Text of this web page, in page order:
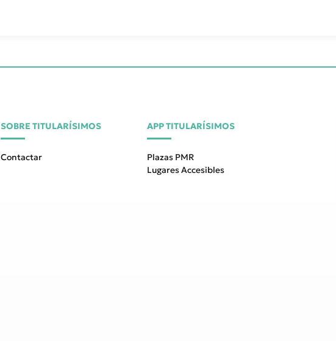
SOBRE TITULARÍSIMOS
Contactar
APP TITULARÍSIMOS
Plazas PMR
Lugares Accesibles